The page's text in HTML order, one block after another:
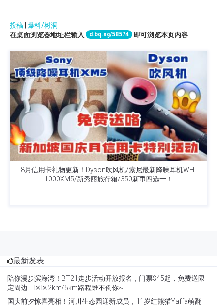
投稿 爆料/树洞
在桌面浏览器地址栏输入
d.bq.sg/58574 即可浏览本页内容
8月信用卡礼物更新！Dyson吹风机/索尼最新降噪耳机WH-
1000XM5/新秀丽旅行箱/350新币四选一！
最新发表
陪你漫步滨海湾！BT21走步活动开放报名，门票$45起，免费送限
定周边！区区2km/5km路程难不倒你~
国庆前夕惊喜亮相！河川生态园迎新成员，11岁红熊猫Yaffa萌翻